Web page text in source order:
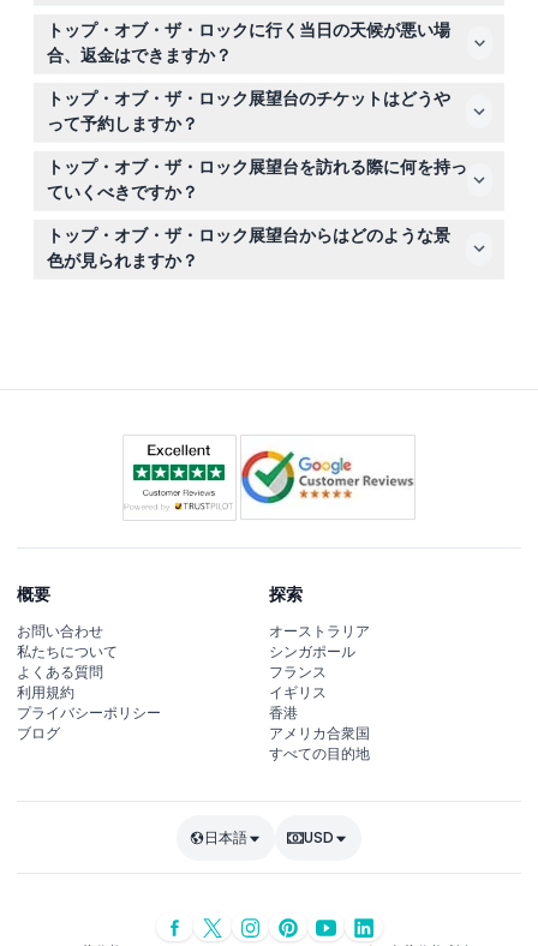
はい、6歳未満の子供は無料で入場できます。
トップ・オブ・ザ・ロックに行く当日の天候が悪い場
合、返金はできますか？
チケットは返金不可ですが、天候によって入場できない場
合は、現地で別の日程と時間にチケットを再発行できま
す。
トップ・オブ・ザ・ロック展望台のチケットはどうや
って予約しますか？
このウェブサイトから簡単にオンラインでチケットを予約
でき、リアルタイムの空き状況も確認できます。
トップ・オブ・ザ・ロック展望台を訪れる際に何を持っ
ていくべきですか？
予約確認書、必要であれば写真付き身分証明書を持参し、
展望台は一部屋外なので天候に合わせて快適な服装でお越
しください。
トップ・オブ・ザ・ロック展望台からはどのような景
色が見られますか？
概要
お問い合わせ
私たちについて
よくある質問
利用規約
プライバシーポリシー
ブログ
探索
オーストラリア
シンガポール
フランス
イギリス
香港
アメリカ合衆国
すべての目的地
日本語 USD